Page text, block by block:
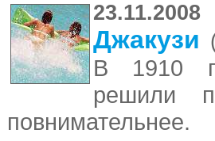
23.11.2008
Джакузи
В 1910
решили